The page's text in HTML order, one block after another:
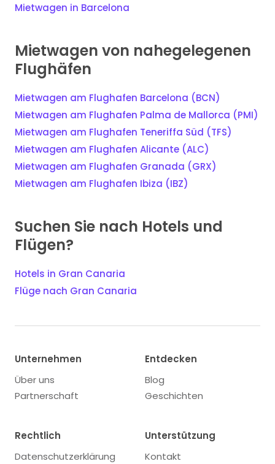
Mietwagen in Barcelona
Mietwagen von nahegelegenen
Flughäfen
Mietwagen am Flughafen Barcelona (BCN)
Mietwagen am Flughafen Palma de Mallorca (PMI)
Mietwagen am Flughafen Teneriffa Süd (TFS)
Mietwagen am Flughafen Alicante (ALC)
Mietwagen am Flughafen Granada (GRX)
Mietwagen am Flughafen Ibiza (IBZ)
Suchen Sie nach Hotels und
Flügen?
Hotels in Gran Canaria
Flüge nach Gran Canaria
Unternehmen
Über uns
Partnerschaft
Entdecken
Blog
Geschichten
Rechtlich
Datenschutzerklärung
Unterstützung
Kontakt